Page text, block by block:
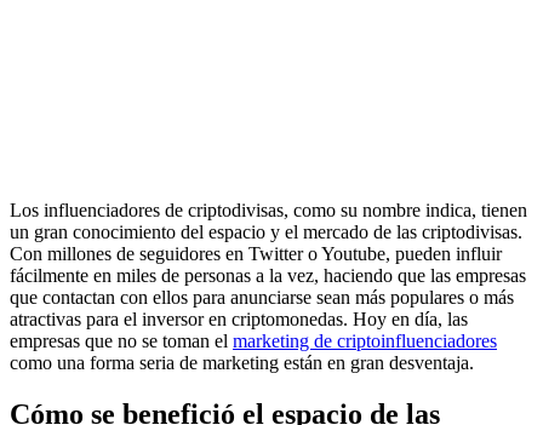
Los influenciadores de criptodivisas, como su nombre indica, tienen
un gran conocimiento del espacio y el mercado de las criptodivisas.
Con millones de seguidores en Twitter o Youtube, pueden influir
fácilmente en miles de personas a la vez, haciendo que las empresas
que contactan con ellos para anunciarse sean más populares o más
atractivas para el inversor en criptomonedas. Hoy en día, las
empresas que no se toman el marketing de criptoinfluenciadores
como una forma seria de marketing están en gran desventaja.
Cómo se benefició el espacio de las